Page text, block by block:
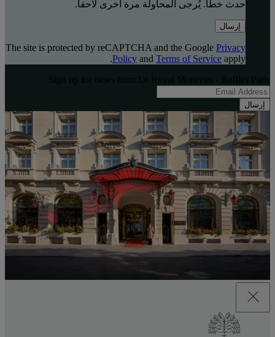
حدث خطأ. يُرجى المحاولة مرة أخرى لاحقاً.
إرسال
The site is protected by reCAPTCHA and the Google Privacy
Policy and Terms of Service apply.
إرسال